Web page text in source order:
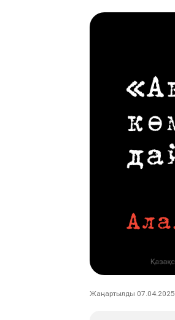
Жаңартылды 07.04.2025